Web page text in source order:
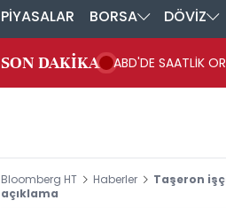
PİYASALAR BORSA DÖVİZ
SON DAKİKA ABD'DE SAATLİK
Bloomberg HT Haberler
Taşeron
açıklama